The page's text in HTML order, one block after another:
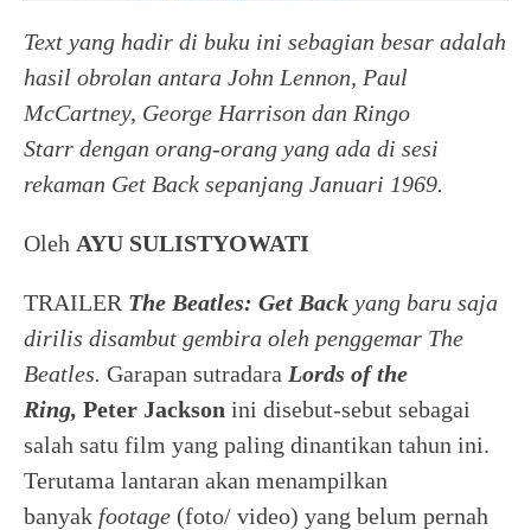
Text yang hadir di buku ini sebagian besar adalah
hasil obrolan antara John Lennon, Paul
McCartney, George Harrison dan Ringo
Starr dengan orang-orang yang ada di sesi
rekaman Get Back sepanjang Januari 1969.
Oleh AYU SULISTYOWATI
TRAILER The Beatles: Get Back yang baru saja
dirilis disambut gembira oleh penggemar The
Beatles. Garapan sutradara Lords of the
Ring, Peter Jackson ini disebut-sebut sebagai
salah satu film yang paling dinantikan tahun ini.
Terutama lantaran akan menampilkan
banyak footage (foto/ video) yang belum pernah